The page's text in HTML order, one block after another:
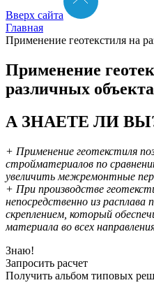
Вверх сайта
Главная
Применение геотекстиля на
Применение
различных
А ЗНАЕТЕ ЛИ
+ Применение геотекстиля
стройматериалов по
увеличить межремонтные
+ При производстве
непосредственно из расплава
скреплением, который
материала во всех
Знаю!
Запросить расчет
Получить альбом типовых